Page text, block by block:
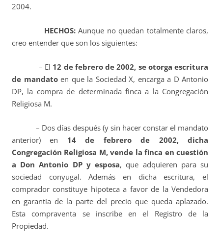
2004.
HECHOS:Aunque no quedan totalmente claros,
creo entender que son los siguientes:
– El 12 de febrero de 2002, se otorga escritura
de mandatoen que la Sociedad X, encarga a D Antonio
DP, la compra de determinada finca a la Congregación
Religiosa M.
– Dos días después (y sin hacer constar el mandato
anterior) en 14 de febrero de 2002, dicha
Congregación Religiosa M, vende la finca en cuestión
a Don Antonio DP y esposa, que adquieren para su
sociedad conyugal. Además en dicha escritura, el
comprador constituye hipoteca a favor de la Vendedora
en garantía de la parte del precio que queda aplazado.
Esta compraventa se inscribe en el Registro de la
Propiedad.